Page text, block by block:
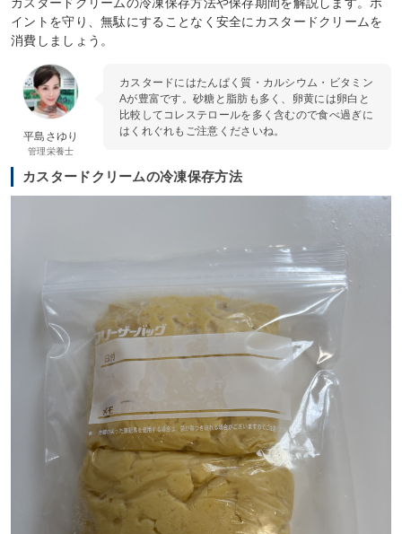
イントを守り、無駄にすることなく安全にカスタードクリームを
消費しましょう。
平島さゆり
管理栄養士
カスタードにはたんぱく質・カルシウム・ビタミン
Aが豊富です。砂糖と脂肪も多く、卵黄には卵白と
比較してコレステロールを多く含むので食べ過ぎに
はくれぐれもご注意くださいね。
カスタードクリームの冷凍保存方法